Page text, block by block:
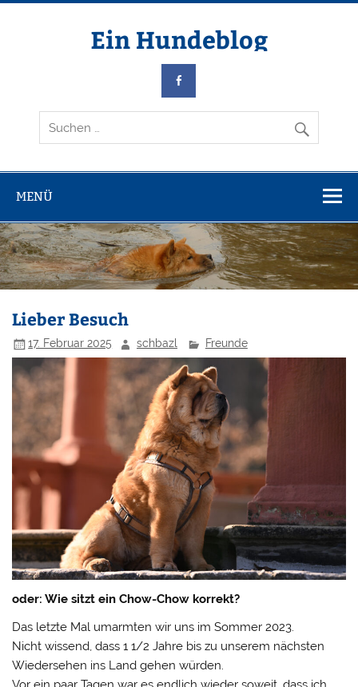
Zum
Ein Hundeblog
MENÜ
Lieber Besuch
17. Februar 2025 schbazl Freunde
oder: Wie sitzt ein Chow-Chow korrekt?
Das letzte Mal umarmten wir uns im Sommer 2023.
Nicht wissend, dass 1 1/2 Jahre bis zu unserem nächsten
Wiedersehen ins Land gehen würden.